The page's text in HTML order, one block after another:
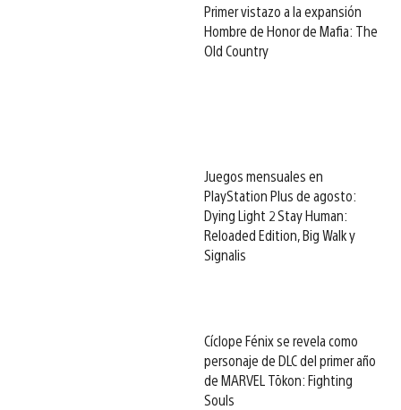
Primer vistazo a la expansión
Hombre de Honor de Mafia: The
Old Country
Juegos mensuales en
PlayStation Plus de agosto:
Dying Light 2 Stay Human:
Reloaded Edition, Big Walk y
Signalis
Cíclope Fénix se revela como
personaje de DLC del primer año
de MARVEL Tōkon: Fighting
Souls